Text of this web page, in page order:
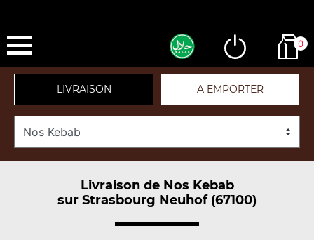
0
LIVRAISON A EMPORTER
Livraison de Nos Kebab
sur Strasbourg Neuhof (67100)